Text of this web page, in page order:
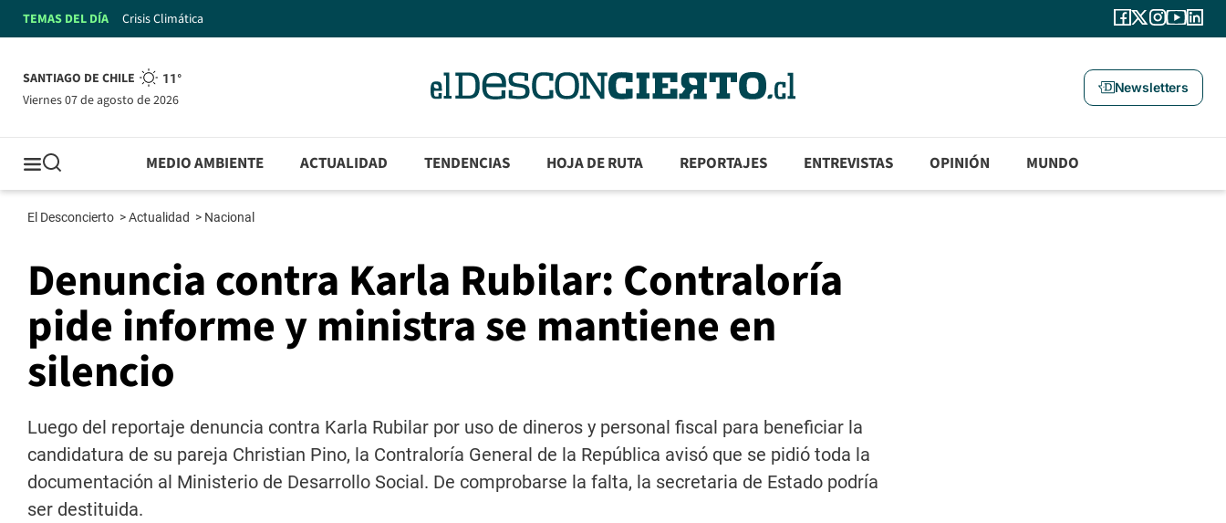
TEMAS DEL DÍA Crisis Climática
SANTIAGO DE CHILE 11°
viernes 07 de agosto de 2026
Newsletters
MEDIO AMBIENTE ACTUALIDAD TENDENCIAS HOJA DE RUTA REPORTAJES ENTREVISTAS OPINIÓN MUNDO
El Desconcierto >Actualidad > Nacional
Denuncia contra Karla Rubilar: Contraloría
pide informe y ministra se mantiene en
silencio
Luego del reportaje denuncia contra Karla Rubilar por uso de dineros y personal fiscal para beneficiar la
candidatura de su pareja Christian Pino, la Contraloría General de la República avisó que se pidió toda la
documentación al Ministerio de Desarrollo Social. De comprobarse la falta, la secretaria de Estado podría
ser destituida.